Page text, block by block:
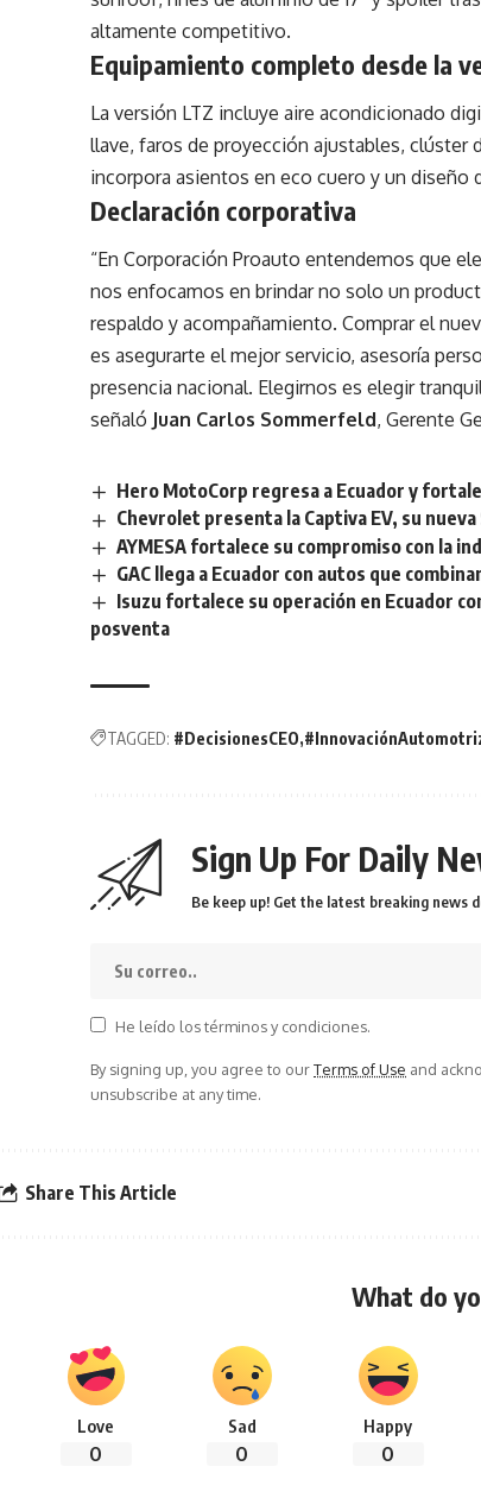
altamente competitivo.
Equipamiento completo desde la
La versión LTZ incluye aire acondicionado
llave, faros de proyección ajustables, clúster
incorpora asientos en eco cuero y un
Declaración corporativa
“En Corporación Proauto entendemos que
nos enfocamos en brindar no solo un
respaldo y acompañamiento. Comprar el
es asegurarte el mejor servicio, asesoría
presencia nacional. Elegirnos es elegir
señaló Juan Carlos Sommerfeld, Gerente
Hero MotoCorp regresa a Ecuador y
Chevrolet presenta la Captiva EV, su
AYMESA fortalece su compromiso con la
GAC llega a Ecuador con autos que
Isuzu fortalece su operación en Ecuador
posventa
TAGGED: #DecisionesCEO
Sign Up For Daily
Be keep up! Get the latest breaking news
He leído los términos y condiciones.
By signing up, you agree to ourTerms of Use and
unsubscribe at any time.
Share This Article
What do
Love
0
Sad
0
Happy
0